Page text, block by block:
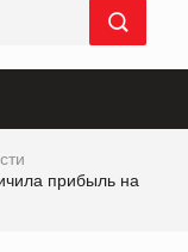
прибыль на